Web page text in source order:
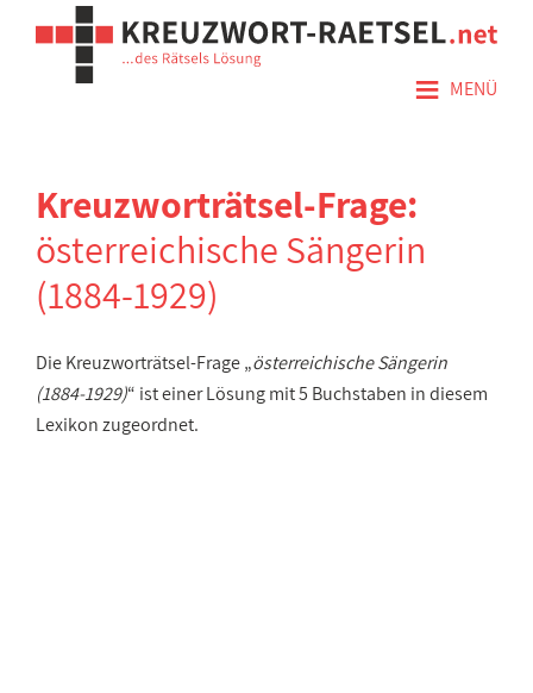
≡ MENÜ
Kreuzworträtsel-Frage:
österreichische Sängerin
(1884-1929)
Die Kreuzworträtsel-Frage „österreichische Sängerin
(1884-1929)“ ist einer Lösung mit 5 Buchstaben in diesem
Lexikon zugeordnet.